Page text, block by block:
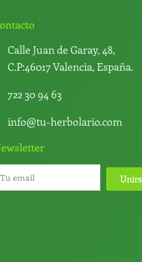
Calle Juan de Garay, 48,
C.P:46017 Valencia, España.
722 30 94 63
info@tu-herbolario.com